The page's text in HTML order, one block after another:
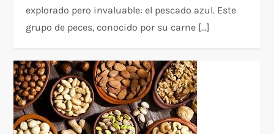
explorado pero invaluable: el pescado azul. Este
grupo de peces, conocido por su carne […]